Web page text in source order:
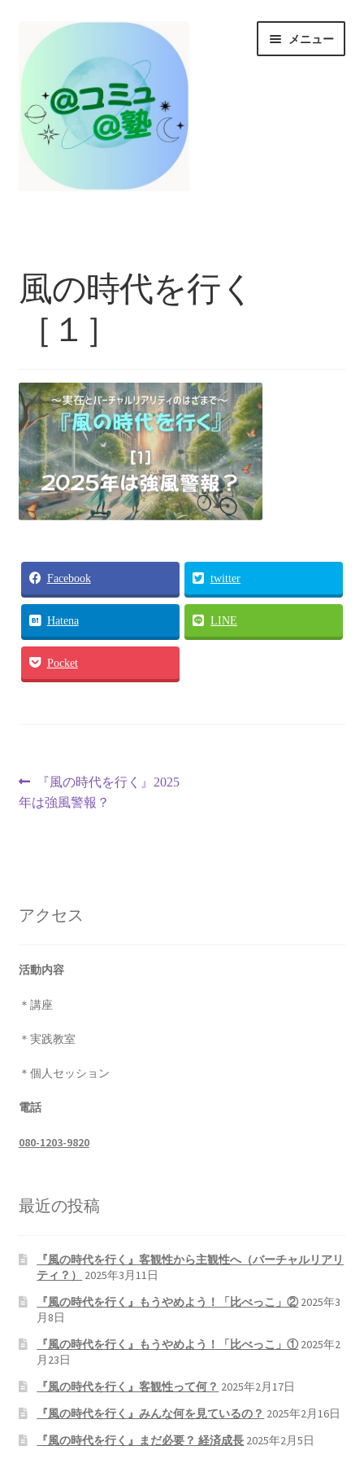
ゲ
シ
ョ
ン
テ
ツ
へ
ス
メニュー
＠コミュとは？
＠塾
各種体験会
個人セッション
お問い合わせ
お問い合わせ
風の時代を行く
［１］
Facebook twitter
Hatena LINE
Pocket
投
稿
ゲ
シ
ョ
ン
前
の
『風の時代を行く』2025
年は強風警報？
アクセス
活動内容
＊講座
＊実践教室
＊個人セッション
電話
080-1203-9820
最近の投稿
『風の時代を行く』客観性から主観性へ（バーチャルリアリ
ティ？）
2025年3月11日
『風の時代を行く』もうやめよう！「比べっこ」② 2025年3
月8日
『風の時代を行く』もうやめよう！「比べっこ」① 2025年2
月23日
『風の時代を行く』客観性って何？ 2025年2月17日
『風の時代を行く』みんな何を見ているの？ 2025年2月16日
『風の時代を行く』まだ必要？ 経済成長 2025年2月5日